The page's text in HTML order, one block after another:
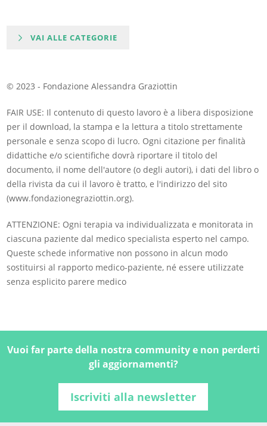
VAI ALLE CATEGORIE
© 2023 - Fondazione Alessandra Graziottin
FAIR USE: Il contenuto di questo lavoro è a libera disposizione
per il download, la stampa e la lettura a titolo strettamente
personale e senza scopo di lucro. Ogni citazione per finalità
didattiche e/o scientifiche dovrà riportare il titolo del
documento, il nome dell'autore (o degli autori), i dati del libro o
della rivista da cui il lavoro è tratto, e l'indirizzo del sito
(www.fondazionegraziottin.org).
ATTENZIONE: Ogni terapia va individualizzata e monitorata in
ciascuna paziente dal medico specialista esperto nel campo.
Queste schede informative non possono in alcun modo
sostituirsi al rapporto medico-paziente, né essere utilizzate
senza esplicito parere medico
Vuoi far parte della nostra community e non perderti
gli aggiornamenti?
Iscriviti alla newsletter